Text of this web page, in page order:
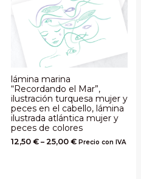
lámina marina
“Recordando el Mar”,
ilustración turquesa mujer y
peces en el cabello, lámina
ilustrada atlántica mujer y
peces de colores
12,50 € – 25,00 € Precio con IVA